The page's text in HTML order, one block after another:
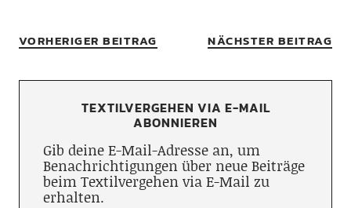
VORHERIGER BEITRAG NÄCHSTER BEITRAG
TEXTILVERGEHEN VIA E-MAIL
ABONNIEREN
Gib deine E-Mail-Adresse an, um
Benachrichtigungen über neue Beiträge
beim Textilvergehen via E-Mail zu
erhalten.